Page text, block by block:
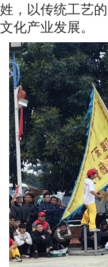
姓，以传统工艺
文化产业发展。